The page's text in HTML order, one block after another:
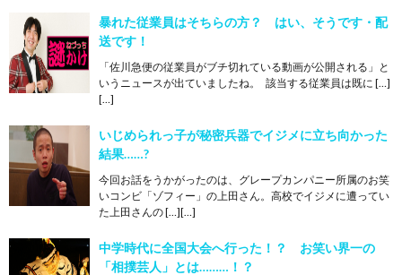
暴れた従業員はそちらの方？ はい、そうです・配
送です！
「佐川急便の従業員がブチ切れている動画が公開される」と
いうニュースが出ていましたね。 該当する従業員は既に […]
[…]
いじめられっ子が秘密兵器でイジメに立ち向かった
結果……?
今回お話をうかがったのは、グレープカンパニー所属のお笑
いコンビ「ゾフィー」の上田さん。高校でイジメに遭ってい
た上田さんの […][…]
中学時代に全国大会へ行った！？ お笑い界一の
「相撲芸人」とは………！？